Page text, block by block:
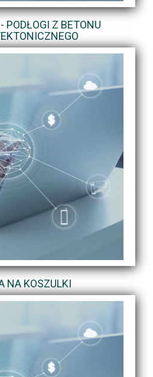
PODŁOGI Z BETONU
NA KOSZULKI